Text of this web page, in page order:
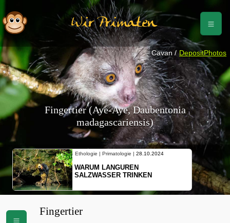
Wir Primaten
Fingertier (Aye-Aye, Daubentonia
madagascariensis)
Ethologie | Primatologie |10.10.2024
NEUES VON WEIBLICHEN
SCHOPFGIBBONS UND IHRER
Cavan / DepositPhotos
Fingertier